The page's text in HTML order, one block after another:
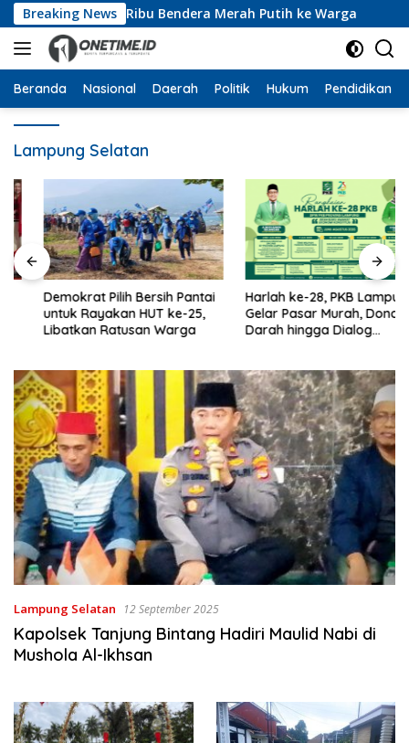
Langsung
ke
konten
Breaking News
Bagikan 10 Ribu Bendera Merah Putih ke Warga
Beranda Nasional Daerah Politik Hukum Pendidikan
Lampung Selatan
Demokrat Pilih Bersih Pantai
untuk Rayakan HUT ke-25,
Libatkan Ratusan Warga
Harlah ke-28, PKB Lampung
Gelar Pasar Murah, Donor
Darah hingga Dialog
Lampung Selatan 12 September 2025
Kapolsek Tanjung Bintang Hadiri Maulid Nabi di
Mushola Al-Ikhsan